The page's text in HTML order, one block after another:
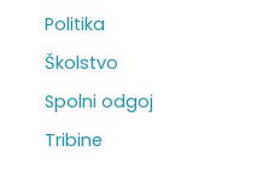
Politika
Školstvo
Spolni odgoj
Tribine